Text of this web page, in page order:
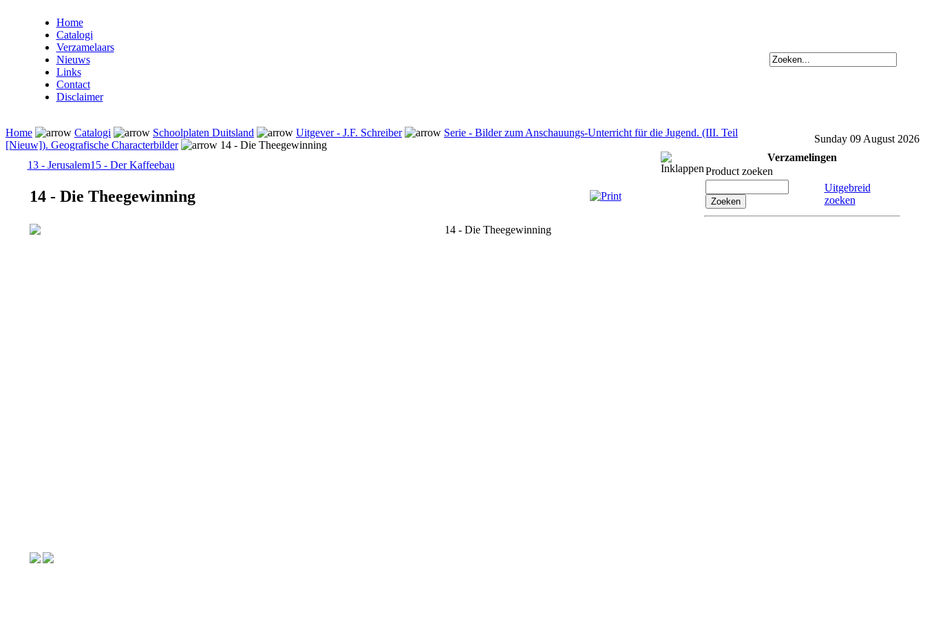
Home
Catalogi
Verzamelaars
Nieuws
Links
Contact
Disclaimer
Home Catalogi Schoolplaten Duitsland Uitgever - J.F. Schreiber
Serie - Bilder zum Anschauungs-Unterricht für die Jugend. (III. Teil
[Nieuw]). Geografische Characterbilder
14 - Die Theegewinning
Sunday 09 August 2026
13 - Jerusalem15 - Der Kaffeebau
14 - Die Theegewinning
14 - Die Theegewinning
Verzamelingen
Product zoeken
Uitgebreid
zoeken